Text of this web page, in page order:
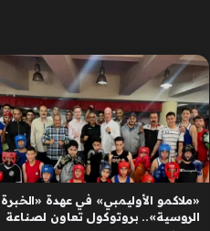
«ملاكمو الأوليمبي» في عهدة «الخبرة
الروسية».. بروتوكول تعاون لصناعة